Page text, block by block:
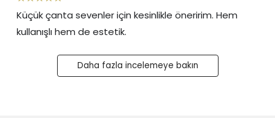
Küçük çanta sevenler için kesinlikle öneririm. Hem
kullanışlı hem de estetik.
Daha fazla incelemeye bakın